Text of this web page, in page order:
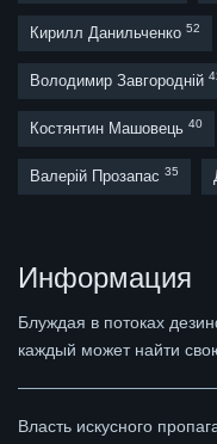
Кирилл Данильченко 52
Володимир Завгородній
Костянтин Машовець 40
Валерій Прозапас 35
Информация
Блуждая в потоках
каждый может найти
Власть искусного